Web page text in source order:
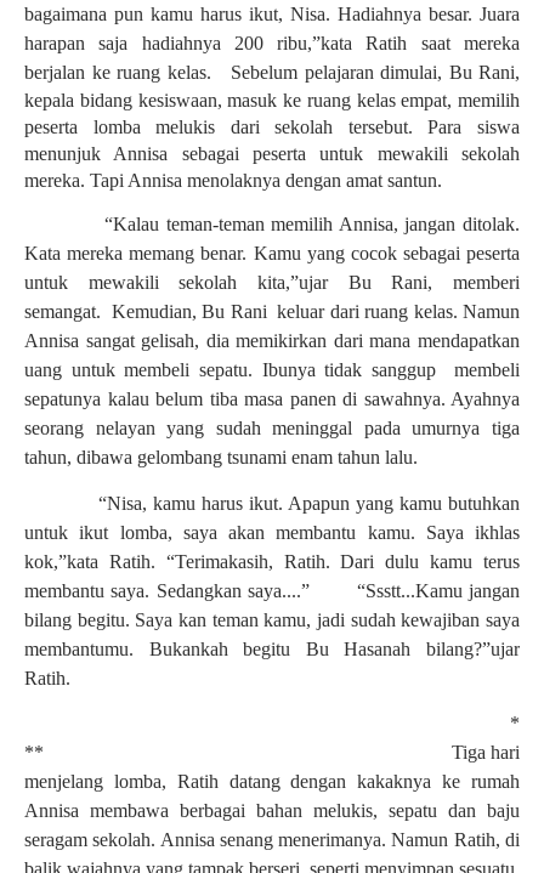
bagaimana pun kamu harus ikut, Nisa. Hadiahnya besar. Juara
harapan saja hadiahnya 200 ribu,”kata Ratih saat mereka
berjalan ke ruang kelas. Sebelum pelajaran dimulai, Bu Rani,
kepala bidang kesiswaan, masuk ke ruang kelas empat, memilih
peserta lomba melukis dari sekolah tersebut. Para siswa
menunjuk Annisa sebagai peserta untuk mewakili sekolah
mereka. Tapi Annisa menolaknya dengan amat santun.
“Kalau teman-teman memilih Annisa, jangan ditolak.
Kata mereka memang benar. Kamu yang cocok sebagai peserta
untuk mewakili sekolah kita,”ujar Bu Rani, memberi
semangat. Kemudian, Bu Rani keluar dari ruang kelas. Namun
Annisa sangat gelisah, dia memikirkan dari mana mendapatkan
uang untuk membeli sepatu. Ibunya tidak sanggup membeli
sepatunya kalau belum tiba masa panen di sawahnya. Ayahnya
seorang nelayan yang sudah meninggal pada umurnya tiga
tahun, dibawa gelombang tsunami enam tahun lalu.
“Nisa, kamu harus ikut. Apapun yang kamu butuhkan
untuk ikut lomba, saya akan membantu kamu. Saya ikhlas
kok,”kata Ratih. “Terimakasih, Ratih. Dari dulu kamu terus
membantu saya. Sedangkan saya....” “Ssstt...Kamu jangan
bilang begitu. Saya kan teman kamu, jadi sudah kewajiban saya
membantumu. Bukankah begitu Bu Hasanah bilang?”ujar
Ratih.
*
** Tiga hari
menjelang lomba, Ratih datang dengan kakaknya ke rumah
Annisa membawa berbagai bahan melukis, sepatu dan baju
seragam sekolah. Annisa senang menerimanya. Namun Ratih, di
balik wajahnya yang tampak berseri, seperti menyimpan sesuatu.